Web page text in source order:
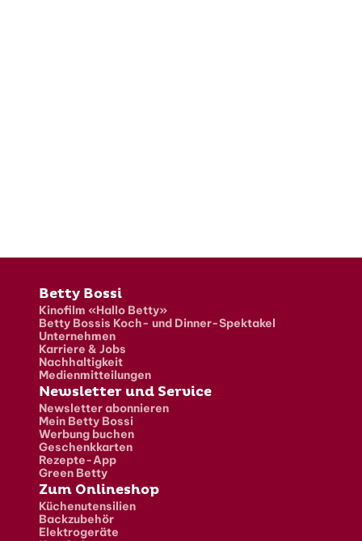
Fusszeile
Betty Bossi
Kinofilm «Hallo Betty»
Betty Bossis Koch- und Dinner-Spektakel
Unternehmen
Karriere & Jobs
Nachhaltigkeit
Medienmitteilungen
Newsletter und Service
Newsletter abonnieren
Mein Betty Bossi
Werbung buchen
Geschenkkarten
Rezepte-App
Green Betty
Zum Onlineshop
Küchenutensilien
Backzubehör
Elektrogeräte